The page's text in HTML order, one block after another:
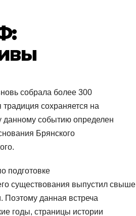
собрала более 300
сохраняется на
данному событию определен
Брянского
подготовке
существования выпустил свыше
Поэтому данная встреча
годы, страницы истории